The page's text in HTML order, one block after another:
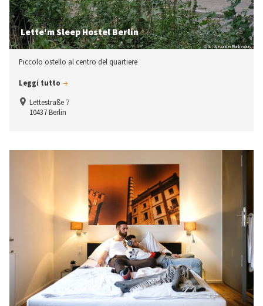
© tic / Alexander Blankenburg
Lette'm Sleep Hostel Berlin
Piccolo ostello al centro del quartiere
Leggi tutto
Lettestraße 7
10437 Berlin